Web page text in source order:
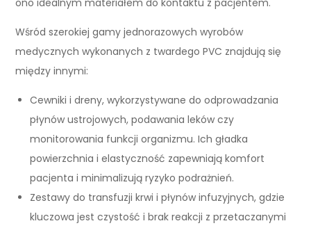
Wśród szerokiej gamy jednorazowych wyrobów
medycznych wykonanych z twardego PVC znajdują się
między innymi:
Cewniki i dreny, wykorzystywane do odprowadzania
płynów ustrojowych, podawania leków czy
monitorowania funkcji organizmu. Ich gładka
powierzchnia i elastyczność zapewniają komfort
pacjenta i minimalizują ryzyko podrażnień.
Zestawy do transfuzji krwi i płynów infuzyjnych, gdzie
kluczowa jest czystość i brak reakcji z przetaczanymi